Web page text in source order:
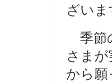
ざい
季節
さま
から